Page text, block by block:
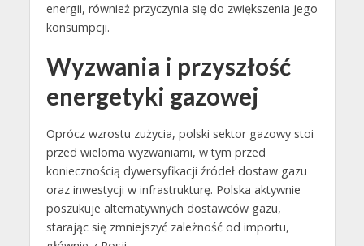
energii, również przyczynia się do zwiększenia jego
konsumpcji.
Wyzwania i przyszłość
energetyki gazowej
Oprócz wzrostu zużycia, polski sektor gazowy stoi
przed wieloma wyzwaniami, w tym przed
koniecznością dywersyfikacji źródeł dostaw gazu
oraz inwestycji w infrastrukturę. Polska aktywnie
poszukuje alternatywnych dostawców gazu,
starając się zmniejszyć zależność od importu,